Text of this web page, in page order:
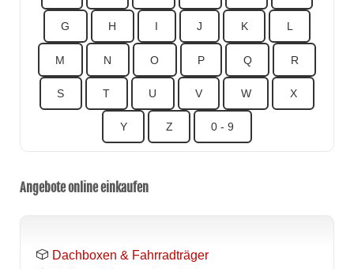
G H I J K L
M N O P Q R
S T U V W X
Y Z 0 - 9
Angebote online einkaufen
Dachboxen & Fahrradträger